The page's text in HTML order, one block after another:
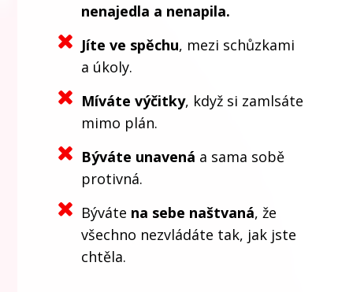
nenajedla a nenapila.
Jíte ve spěchu, mezi schůzkami
a úkoly.
Míváte výčitky, když si zamlsáte
mimo plán.
Býváte unavená a sama sobě
protivná.
Býváte na sebe naštvaná, že
všechno nezvládáte tak, jak jste
chtěla.